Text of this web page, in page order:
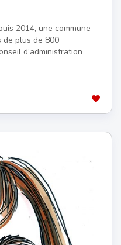
2014, une commune
de plus de 800
d’administration